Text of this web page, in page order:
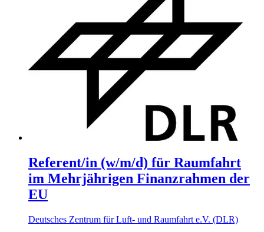
Referent/in (w/m/d) für Raumfahrt
im Mehrjährigen Finanz­rahmen der
EU
Deutsches Zentrum für Luft- und Raumfahrt e.V. (DLR)